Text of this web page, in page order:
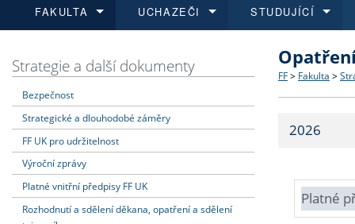
FAKULTA
Dozvědět se více
Struktura
Strategie
Fakultní
UCHAZEČI
Podat přihlášku
Co
Učitelské
STUDUJÍCÍ
Dozvědět se více
Dozvědět se více
O vědě a
Dozvědět se více
Aktuální
Strategie a další dokumenty
Bezpečnost
Strategické a dlouhodobé záměry
FF UK pro udržitelnost
Výroční zprávy
Platné vnitřní předpisy FF UK
Rozhodnutí a sdělení děkana, opatření a sdělení
FF > Fakulta >
2026
Platné